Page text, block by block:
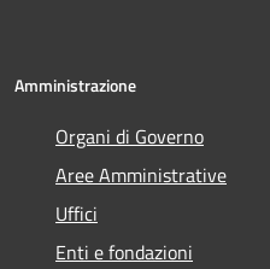
Amministrazione
Organi di Governo
Aree Amministrative
Uffici
Enti e fondazioni